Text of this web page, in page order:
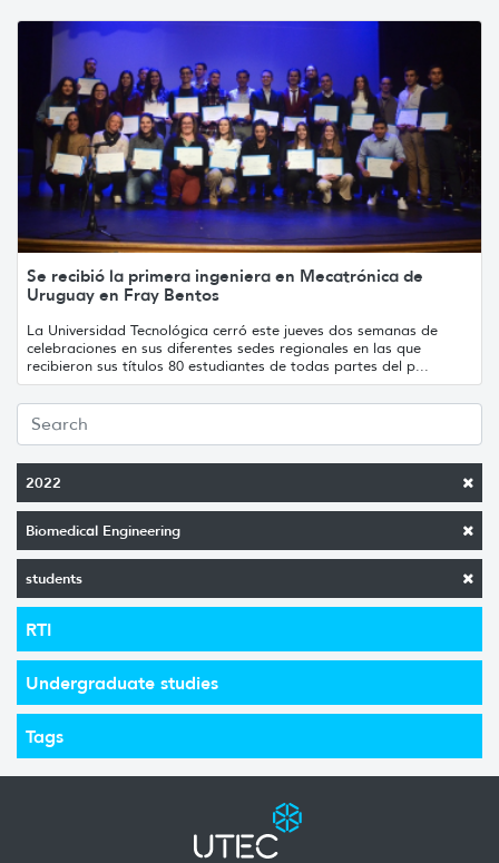
2022
Biomedical Engineering
students
RTI
Undergraduate studies
Tags
Se recibió la primera ingeniera en Mecatrónica de
Uruguay en Fray Bentos
La Universidad Tecnológica cerró este jueves dos semanas de
celebraciones en sus diferentes sedes regionales en las que
recibieron sus títulos 80 estudiantes de todas partes del p...